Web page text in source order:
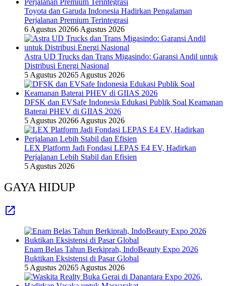
Toyota dan Garuda Indonesia Hadirkan Pengalaman
Perjalanan Premium Terintegrasi
6 Agustus 20266 Agustus 2026
Astra UD Trucks dan Trans Migasindo: Garansi Andil untuk
Distribusi Energi Nasional
5 Agustus 20265 Agustus 2026
DFSK dan EVSafe Indonesia Edukasi Publik Soal Keamanan
Baterai PHEV di GIIAS 2026
5 Agustus 20266 Agustus 2026
LEX Platform Jadi Fondasi LEPAS E4 EV, Hadirkan
Perjalanan Lebih Stabil dan Efisien
5 Agustus 2026
GAYA HIDUP
Enam Belas Tahun Berkiprah, IndoBeauty Expo 2026
Buktikan Eksistensi di Pasar Global
5 Agustus 20265 Agustus 2026